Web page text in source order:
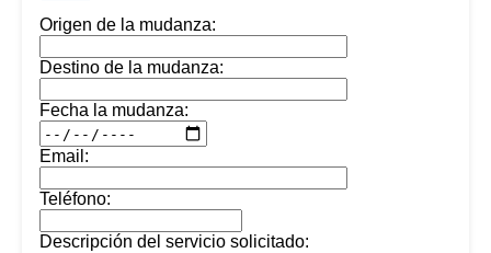
Origen de la mudanza:
Destino de la mudanza:
Fecha la mudanza:
Email:
Teléfono:
Descripción del servicio solicitado: